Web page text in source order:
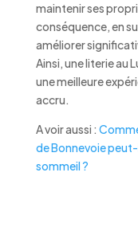
maintenir ses
conséquence, en
améliorer
Ainsi, une literie au
une meilleure
accru.
A voir aussi :
de Bonnevoie
sommeil ?